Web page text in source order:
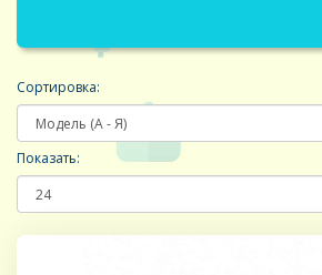
Сортировка:
Показать: